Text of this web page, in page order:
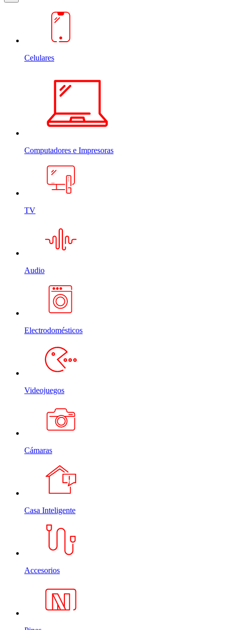
Celulares
Computadores e Impresoras
TV
Audio
Electrodomésticos
Videojuegos
Cámaras
Casa Inteligente
Accesorios